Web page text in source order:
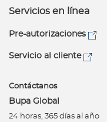
Servicios en línea
Pre-autorizaciones
Servicio al cliente
Contáctanos
Bupa Global
24 horas, 365 días al año